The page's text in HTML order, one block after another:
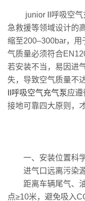
junior II呼吸空气
急救援等领域设计的
缩至200–300bar，用
气质量必须符合
若安装不当，易因进
失，导致空气质量不
II呼吸空气充气泵应遵
接地可靠四大原则，
一、安装位置科
进气口远离污染源
距离车辆尾气、油
点≥10米，避免吸入